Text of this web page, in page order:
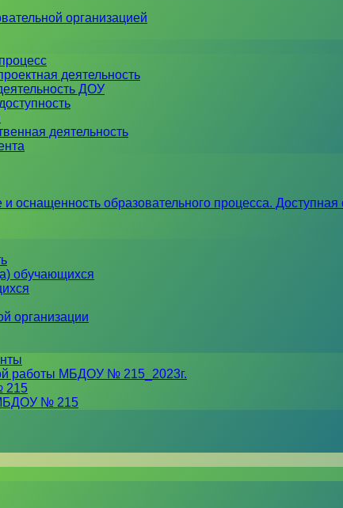
организацией
деятельность
ДОУ
деятельность
оснащенность образовательного процесса. Доступная
обучающихся
организации
работы МБДОУ № 215_2023г.
215
МБДОУ № 215